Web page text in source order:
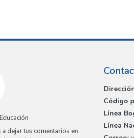
a dejar tus comentarios en
Código
Línea
Línea